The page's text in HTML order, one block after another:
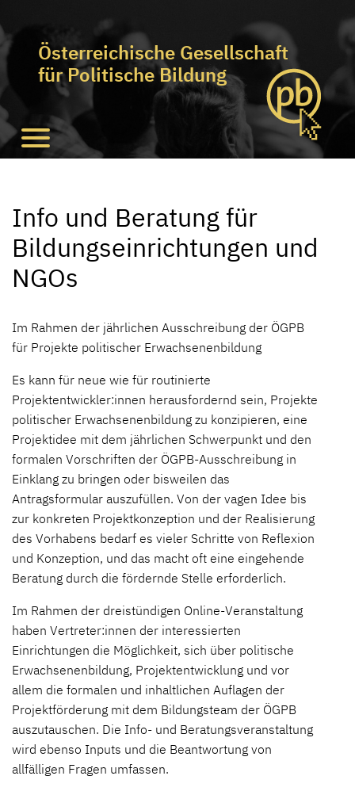
Österreichische Gesellschaft
für Politische Bildung
Info und Beratung für
Bildungseinrichtungen und
NGOs
Im Rahmen der jährlichen Ausschreibung der ÖGPB
für Projekte politischer Erwachsenenbildung
Es kann für neue wie für routinierte
Projektentwickler:innen herausfordernd sein, Projekte
politischer Erwachsenenbildung zu konzipieren, eine
Projektidee mit dem jährlichen Schwerpunkt und den
formalen Vorschriften der ÖGPB-Ausschreibung in
Einklang zu bringen oder bisweilen das
Antragsformular auszufüllen. Von der vagen Idee bis
zur konkreten Projektkonzeption und der Realisierung
des Vorhabens bedarf es vieler Schritte von Reflexion
und Konzeption, und das macht oft eine eingehende
Beratung durch die fördernde Stelle erforderlich.
Im Rahmen der dreistündigen Online-Veranstaltung
haben Vertreter:innen der interessierten
Einrichtungen die Möglichkeit, sich über politische
Erwachsenenbildung, Projektentwicklung und vor
allem die formalen und inhaltlichen Auflagen der
Projektförderung mit dem Bildungsteam der ÖGPB
auszutauschen. Die Info- und Beratungsveranstaltung
wird ebenso Inputs und die Beantwortung von
allfälligen Fragen umfassen.